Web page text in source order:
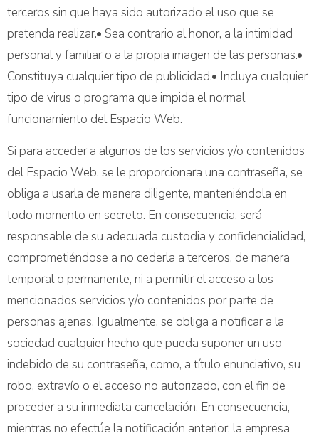
terceros sin que haya sido autorizado el uso que se
pretenda realizar.• Sea contrario al honor, a la intimidad
personal y familiar o a la propia imagen de las personas.•
Constituya cualquier tipo de publicidad.• Incluya cualquier
tipo de virus o programa que impida el normal
funcionamiento del Espacio Web.
Si para acceder a algunos de los servicios y/o contenidos
del Espacio Web, se le proporcionara una contraseña, se
obliga a usarla de manera diligente, manteniéndola en
todo momento en secreto. En consecuencia, será
responsable de su adecuada custodia y confidencialidad,
comprometiéndose a no cederla a terceros, de manera
temporal o permanente, ni a permitir el acceso a los
mencionados servicios y/o contenidos por parte de
personas ajenas. Igualmente, se obliga a notificar a la
sociedad cualquier hecho que pueda suponer un uso
indebido de su contraseña, como, a título enunciativo, su
robo, extravío o el acceso no autorizado, con el fin de
proceder a su inmediata cancelación. En consecuencia,
mientras no efectúe la notificación anterior, la empresa